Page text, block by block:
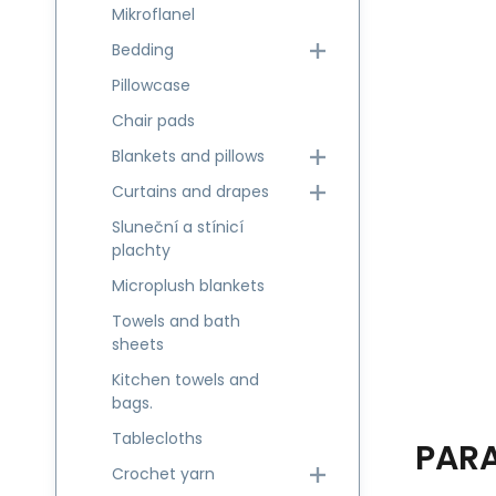
Mikroflanel
Bedding
Pillowcase
Chair pads
Blankets and pillows
Curtains and drapes
Sluneční a stínicí
plachty
Microplush blankets
Towels and bath
sheets
Kitchen towels and
bags.
Tablecloths
Crochet yarn